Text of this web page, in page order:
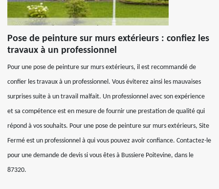
Pose de peinture sur murs extérieurs : confiez les
travaux à un professionnel
Pour une pose de peinture sur murs extérieurs, il est recommandé de
confier les travaux à un professionnel. Vous éviterez ainsi les mauvaises
surprises suite à un travail malfait. Un professionnel avec son expérience
et sa compétence est en mesure de fournir une prestation de qualité qui
répond à vos souhaits. Pour une pose de peinture sur murs extérieurs, Site
Fermé est un professionnel à qui vous pouvez avoir confiance. Contactez-le
pour une demande de devis si vous êtes à Bussiere Poitevine, dans le
87320.